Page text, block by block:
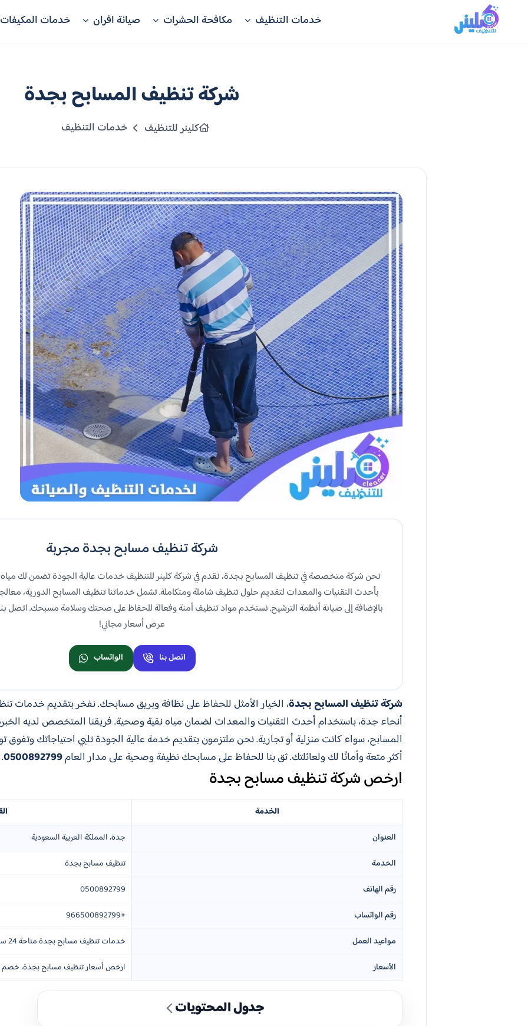
خدمات التنظيف مكافحة الحشرات صيانة افران خدمات المكيفات
شركة تنظيف المسابح بجدة
كلينر للتنظيف خدمات التنظيف
شركة تنظيف مسابح بجدة مجربة
نحن شركة متخصصة في تنظيف المسابح بجدة، نقدم في شركة كلينر للتنظيف خدمات عالية الجودة تضمن لك
بأحدث التقنيات والمعدات لتقديم حلول تنظيف شاملة ومتكاملة. تشمل خدماتنا تنظيف المسابح الدورية، معالجة
عرض أسعار مجاني!
اتصل بنا الواتساب
شركة تنظيف المسابح بجدة، الخيار الأمثل للحفاظ على نظافة وبريق مسابحك. نفخر بتقديم خدمات
أنحاء جدة، باستخدام أحدث التقنيات والمعدات لضمان مياه نقية وصحية. فريقنا المتخصص لديه
المسابح، سواء كانت منزلية أو تجارية. نحن ملتزمون بتقديم خدمة عالية الجودة تلبي احتياجاتك
أكثر متعة وأمانًا لك ولعائلتك. ثق بنا للحفاظ على مسابحك نظيفة وصحية على مدار العام0500892799
.
ارخص شركة تنظيف مسابح بجدة
الخدمة
العنوان
جدة، المملكة العربية السعودية
الخدمة
تنظيف مسابح بجدة
رقم الهاتف
0500892799
رقم الواتساب
+966500892799
مواعيد العمل
خدمات تنظيف مسابح بجدة متاحة 24 ساعة
الأسعار
ارخص أسعار تنظيف مسابح بجدة، خصم 45%
جدول المحتويات